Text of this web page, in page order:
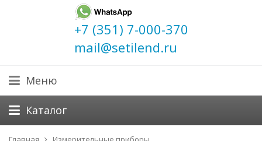
+7 (351) 7-000-370
mail@setilend.ru
Меню
Каталог